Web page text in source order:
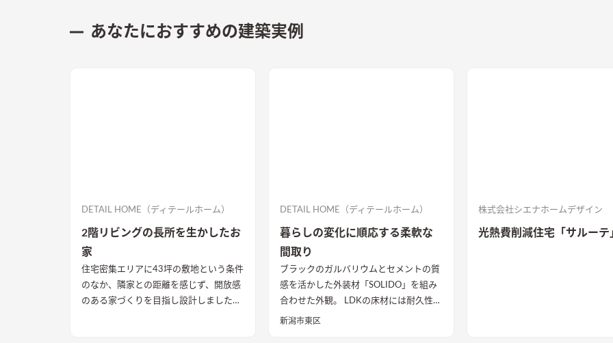
あなたにおすすめの建築実例
DETAIL HOME（ディテールホーム）
2階リビングの長所を生かしたお
家
住宅密集エリアに43坪の敷地という条件
のなか、隣家との距離を感じず、開放感
のある家づくりを目指し設計しました。
DETAIL HOME（ディテールホーム）
暮らしの変化に順応する柔軟な
間取り
ブラックのガルバリウムとセメントの質
感を活かした外装材「SOLIDO」を組み
合わせた外観。 LDKの床材には耐久性や
耐水性に優れたナラ樫を採用。 シャープ
新潟市東区
株式会社シエナホームデザイン
光熱費削減住宅「サルーテ